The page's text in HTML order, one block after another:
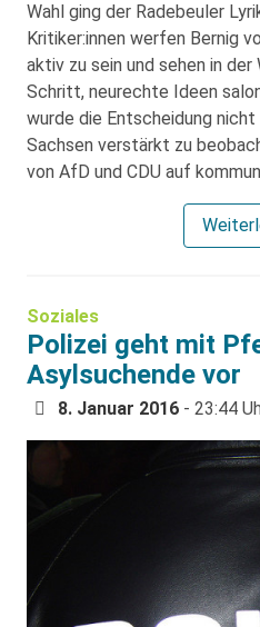
Wahl ging der Radebeuler
Kritiker:innen werfen Bernig
aktiv zu sein und sehen in der
Schritt, neurechte Ideen
wurde die Entscheidung
Sachsen verstärkt zu
von AfD und CDU auf
Soziales
Polizei geht mit
Asylsuchende vor
8. Januar 2016 - 23:44